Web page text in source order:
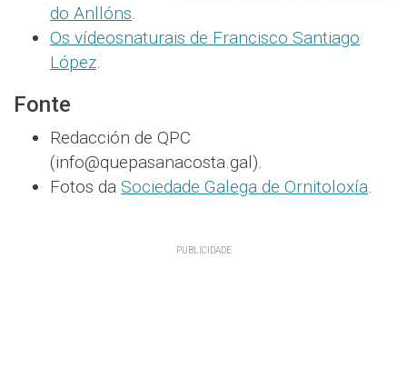
do Anllóns.
Os vídeosnaturais de Francisco Santiago
López.
Fonte
Redacción de QPC
(info@quepasanacosta.gal).
Fotos da Sociedade Galega de Ornitoloxía.